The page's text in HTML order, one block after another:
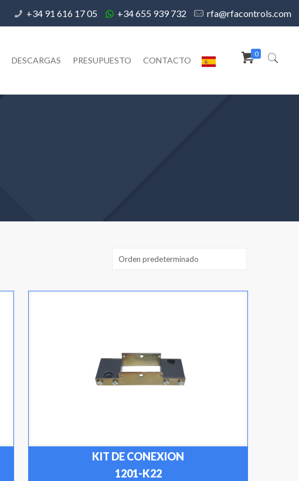
+34 91 616 17 05 +34 655 939 732 rfa@rfacontrols.com
DESCARGAS PRESUPUESTO CONTACTO
0
KIT DE CONEXION
1201-K22